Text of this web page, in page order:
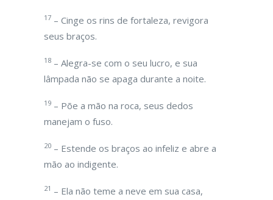
17 – Cinge os rins de fortaleza, revigora
seus braços.
18 – Alegra-se com o seu lucro, e sua
lâmpada não se apaga durante a noite.
19 – Põe a mão na roca, seus dedos
manejam o fuso.
20 – Estende os braços ao infeliz e abre a
mão ao indigente.
21 – Ela não teme a neve em sua casa,